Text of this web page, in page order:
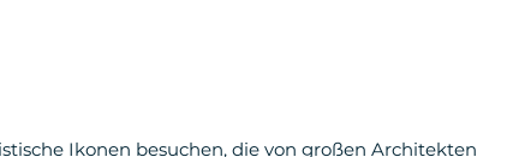
Ikonen besuchen, die von großen Architekten